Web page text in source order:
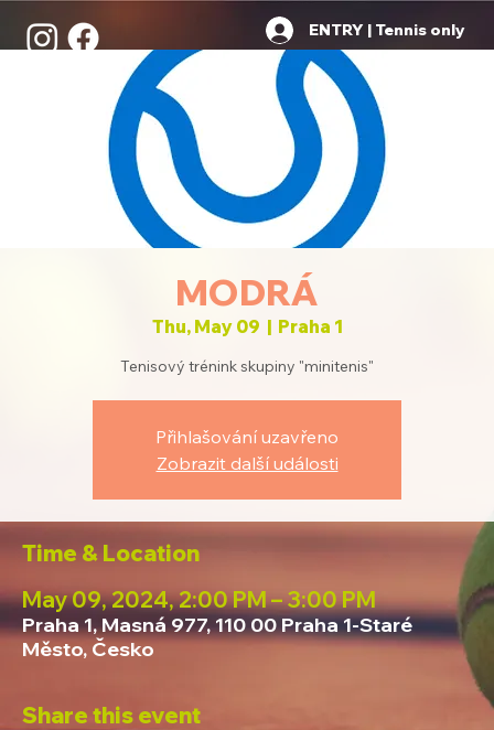
ENTRY | Tennis only
MODRÁ
Thu, May 09
  |
Praha 1
Tenisový trénink skupiny "minitenis"
Přihlašování uzavřeno
Zobrazit další události
Time & Location
May 09, 2024, 2:00 PM – 3:00 PM
Praha 1, Masná 977, 110 00 Praha 1-Staré
Město, Česko
Share this event